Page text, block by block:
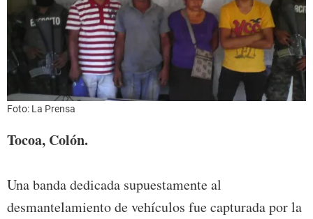
Foto: La Prensa
Tocoa, Colón.
Una banda dedicada supuestamente al
desmantelamiento de vehículos fue capturada por la